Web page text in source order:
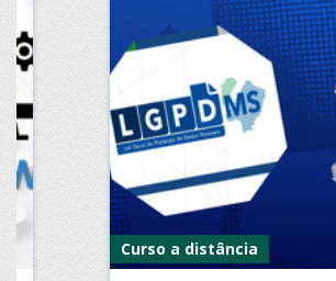
Curso a distância